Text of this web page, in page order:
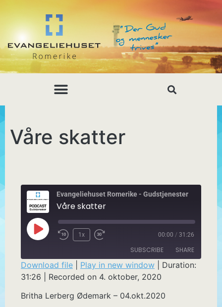
Våre skatter
Evangeliehuset Romerike - Gudstjenester
Våre skatter
1x 00:00 / 31:26
SUBSCRIBE SHARE
SHARE
LINK
Download file Play in new window
Duration:
31:26
Recorded on 4. oktober, 2020
Britha Lerberg Ødemark – 04.okt.2020